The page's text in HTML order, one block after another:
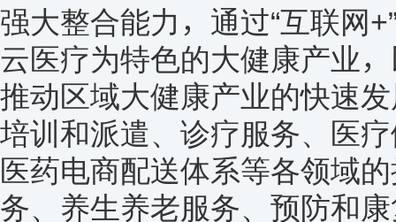
强大整合能力，通过“互联网
云医疗为特色的大健康产业
推动区域大健康产业的快速
培训和派遣、诊疗服务、医
医药电商配送体系等各领域
务、养生养老服务、预防和